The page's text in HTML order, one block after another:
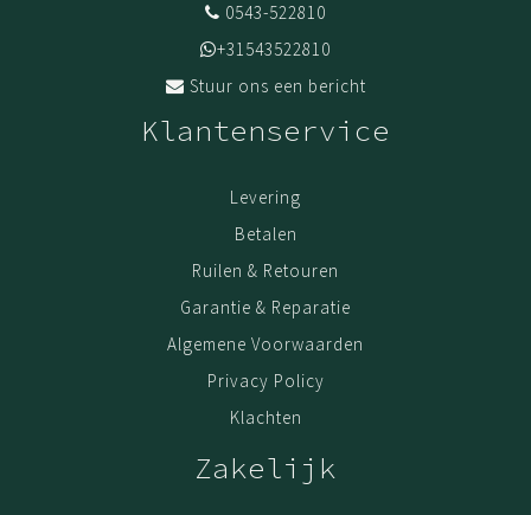
0543-522810
+31543522810
Stuur ons een bericht
Klantenservice
Levering
Betalen
Ruilen & Retouren
Garantie & Reparatie
Algemene Voorwaarden
Privacy Policy
Klachten
Zakelijk